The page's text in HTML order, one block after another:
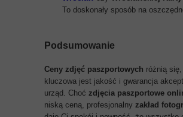
To doskonały sposób na
Podsumowanie
Ceny zdjęć paszportowych różnią
kluczowa jest jakość i gwarancja
urząd. Choć zdjęcia paszportowe
niską ceną, profesjonalny zakład